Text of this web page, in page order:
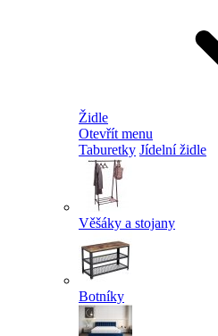
Židle
Otevřít menu
Taburetky Jídelní židle
Věšáky a stojany
Botníky